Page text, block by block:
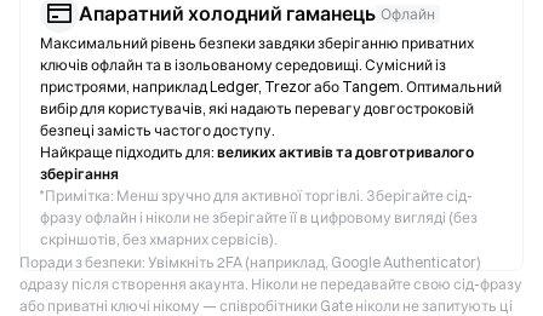
Апаратний холодний гаманець Офлайн
Максимальний рівень безпеки завдяки зберіганню приватних
ключів офлайн та в ізольованому середовищі. Сумісний із
пристроями, наприклад Ledger, Trezor або Tangem. Оптимальний
вибір для користувачів, які надають перевагу довгостроковій
безпеці замість частого доступу.
Найкраще підходить для: великих активів та довготривалого
зберігання
*Примітка: Менш зручно для активної торгівлі. Зберігайте сід-
фразу офлайн і ніколи не зберігайте її в цифровому вигляді (без
скріншотів, без хмарних сервісів).
Поради з безпеки: Увімкніть 2FA (наприклад, Google Authenticator)
одразу після створення акаунта. Ніколи не передавайте свою сід-фразу
або приватні ключі нікому — співробітники Gate ніколи не запитують ці